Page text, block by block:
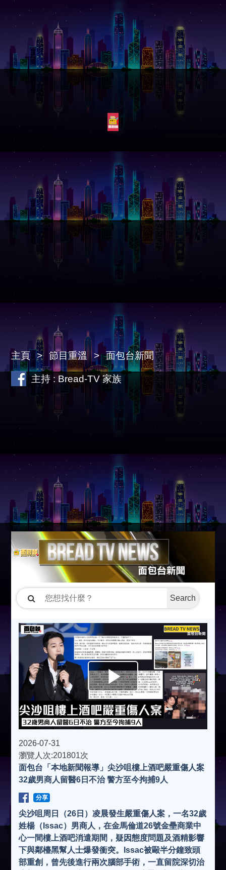
主頁 節目重溫 面包台新聞
主持 : Bread-TV 家族
Search
P
l
y
i
d
2026-07-31
瀏覽人次:201801次
面包台「本地新聞報導」尖沙咀樓上酒吧嚴重傷人案
32歲男商人留醫6日不治 警方至今拘捕9人
分享
尖沙咀周日（26日）凌晨發生嚴重傷人案，一名32歲
姓楊（Issac）男商人，在金馬倫道26號金壘商業中
心一間樓上酒吧消遣期間，疑因態度問題及酒精影響
下與鄰檯黑幫人士爆發衝突。Issac被毆半分鐘致頭
部重創，曾先後進行兩次腦部手術，一直留院深切治